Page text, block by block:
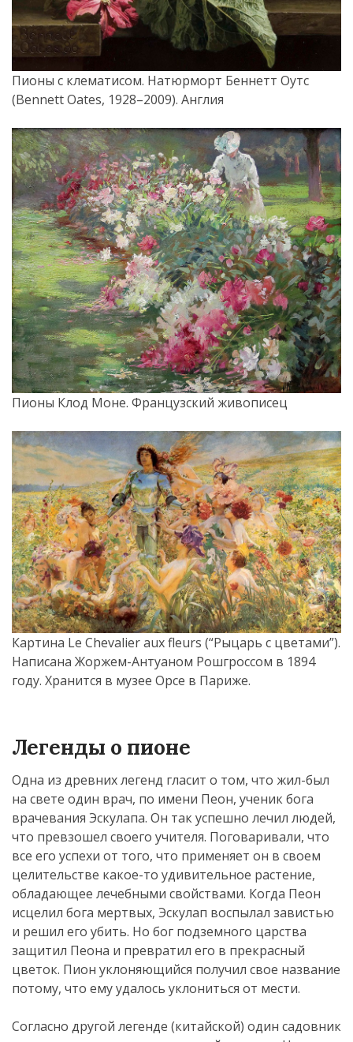
Пионы с клематисом. Натюрморт Беннетт Оутс
(Bennett Oates, 1928–2009). Англия
Пионы Клод Моне. Французский живописец
Картина Le Chevalier aux fleurs (“Рыцарь с цветами”).
Написана Жоржем-Антуаном Рошгроссом в 1894
году. Хранится в музее Орсе в Париже.
Легенды о пионе
Одна из древних легенд гласит о том, что жил-был
на свете один врач, по имени Пеон, ученик бога
врачевания Эскулапа. Он так успешно лечил людей,
что превзошел своего учителя. Поговаривали, что
все его успехи от того, что применяет он в своем
целительстве какое-то удивительное растение,
обладающее лечебными свойствами. Когда Пеон
исцелил бога мертвых, Эскулап воспылал завистью
и решил его убить. Но бог подземного царства
защитил Пеона и превратил его в прекрасный
цветок. Пион уклоняющийся получил свое название
потому, что ему удалось уклониться от мести.
Согласно другой легенде (китайской) один садовник